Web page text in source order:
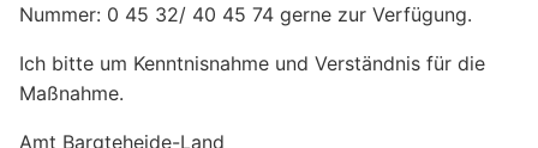
Nummer: 0 45 32/ 40 45 74 gerne zur Verfügung.
Ich bitte um Kenntnisnahme und Verständnis für die
Maßnahme.
Amt Bargteheide-Land